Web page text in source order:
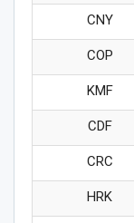
CNY
COP
KMF
CDF
CRC
HRK